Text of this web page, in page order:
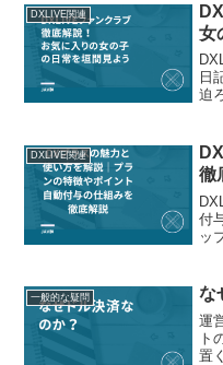
DXLIVE関連
女
日
迫
の
知
DXLIVE関連
徹
付
ッ
ポ
れ
一般的な疑問 な
運
ト
置